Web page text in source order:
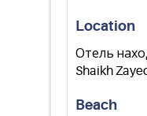
Location
Отель
Shaikh
Beach